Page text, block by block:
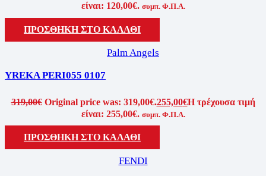
είναι: 120,00€. συμπ. Φ.Π.Α.
ΠΡΟΣΘΗΚΗ ΣΤΟ ΚΑΛΑΘΙ
Palm Angels
YREKA PERI055 0107
319,00€ Original price was: 319,00€.255,00€Η τρέχουσα τιμή
είναι: 255,00€. συμπ. Φ.Π.Α.
ΠΡΟΣΘΗΚΗ ΣΤΟ ΚΑΛΑΘΙ
FENDI